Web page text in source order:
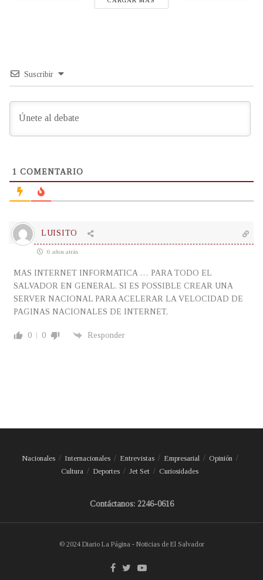
Suscribir
1 COMENTARIO
LUISITO
6 años atrás
MAS INTERNET INFORMATICA … PARA TODO EL
SALVADOR EN GENERAL. SI ES POSSIBLE CREAR UNA
SERVER NACIONAL PARA ACELERAR LA VELOCIDAD DE
PAGINAS NACIONALES DE INTERNET,
0 0 Responder
Nacionales Internacionales Entrevistas Empresarial
Opinión
Cultura
Deportes Jet Set Curiosidades
Contáctanos: 2246-0616
© 2024 Diario La Página - Noticias de El Salvador